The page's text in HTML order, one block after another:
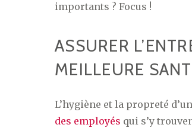
importants ? Focus !
ASSURER
MEILLEURE
L’hygiène et la propreté
des employés qui s’y